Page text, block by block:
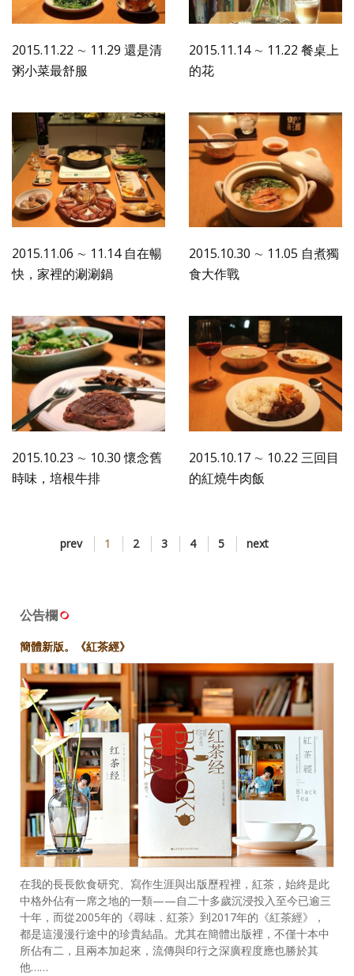
2015.11.22 ∼ 11.29 還是清
粥小菜最舒服
2015.11.14 ∼ 11.22 餐桌上
的花
2015.11.06 ∼ 11.14 自在暢
快，家裡的涮涮鍋
2015.10.30 ∼ 11.05 自煮獨
食大作戰
2015.10.23 ∼ 10.30 懷念舊
時味，培根牛排
2015.10.17 ∼ 10.22 三回目
的紅燒牛肉飯
prev 1 2 3 4 5 next
公告欄
簡體新版。《紅茶經》
在我的長長飲食研究、寫作生涯與出版歷程裡，紅茶，始終是此
中格外佔有一席之地的一類——自二十多歲沉浸投入至今已逾三
十年，而從2005年的《尋味．紅茶》到2017年的《紅茶經》，
都是這漫漫行途中的珍貴結晶。尤其在簡體出版裡，不僅十本中
所佔有二，且兩本加起來，流傳與印行之深廣程度應也勝於其
他……